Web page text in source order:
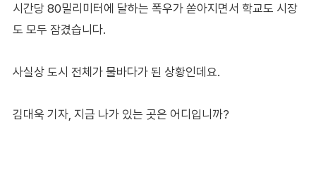
시간당 80밀리미터에 달하는 폭우가 쏟아지면서 학교도 시장
도 모두 잠겼습니다.
사실상 도시 전체가 물바다가 된 상황인데요.
김대욱 기자, 지금 나가 있는 곳은 어디입니까?